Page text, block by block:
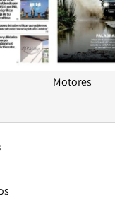
Motores